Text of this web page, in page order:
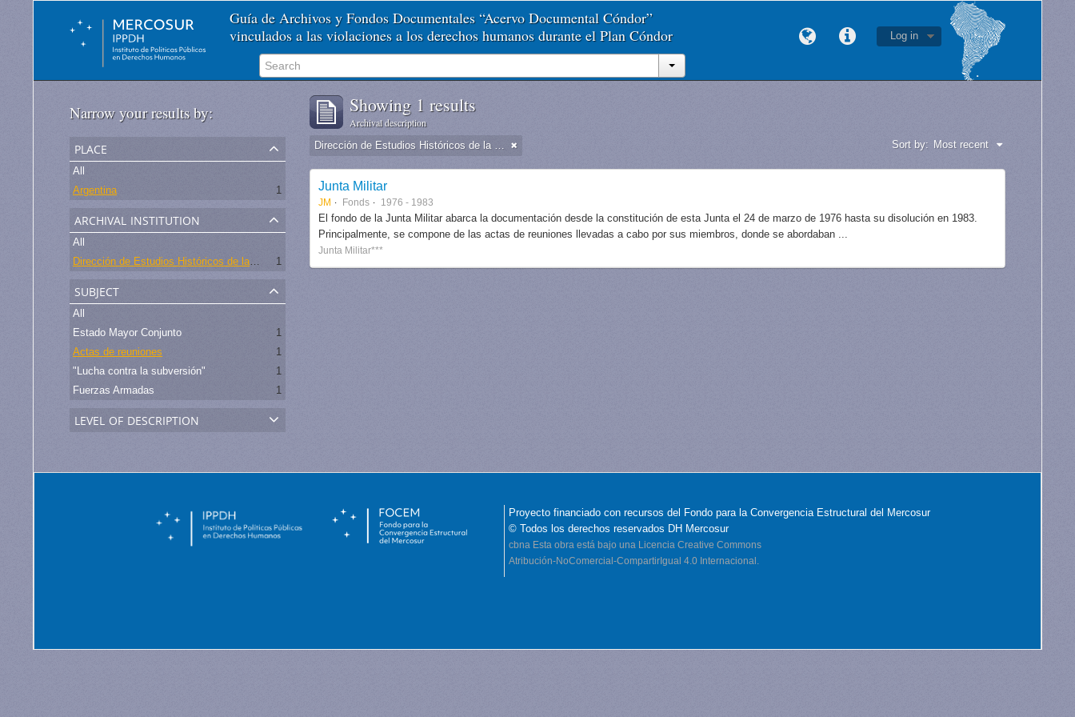
Guía de Archivos y Fondos Documentales “Acervo Documental Cóndor”
vinculados a las violaciones a los derechos humanos durante el Plan Cóndor
Log in
Narrow your results by:
place
All
Argentina
1
archival institution
All
Dirección de Estudios Históricos de la Fuerza Aérea
1
subject
All
Estado Mayor Conjunto
1
Actas de reuniones
1
"Lucha contra la subversión"
1
Fuerzas Armadas
1
level of description
Showing 1 results
Archival description
Dirección de Estudios Históricos de la Fuerza Aérea Sort by: Most recent
Junta Militar
JM Fonds 1976 - 1983
El fondo de la Junta Militar abarca la documentación desde la constitución de esta Junta el 24 de marzo de 1976 hasta su disolución en 1983.
Principalmente, se compone de las actas de reuniones llevadas a cabo por sus miembros, donde se abordaban ...
Junta Militar***
Proyecto financiado con recursos del Fondo para la Convergencia Estructural del Mercosur
© Todos los derechos reservados DH Mercosur
cbna Esta obra está bajo una Licencia Creative Commons
Atribución-NoComercial-CompartirIgual 4.0 Internacional.